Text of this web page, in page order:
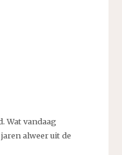
Wat vandaag
alweer uit de